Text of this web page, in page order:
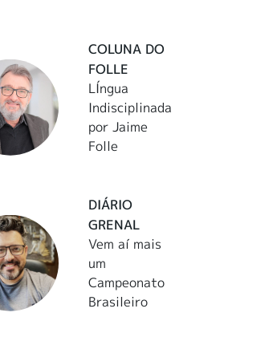
COLUNA DO
FOLLE
LÍngua
Indisciplinada
por Jaime
Folle
DIÁRIO
GRENAL
Vem aí mais
um
Campeonato
Brasileiro